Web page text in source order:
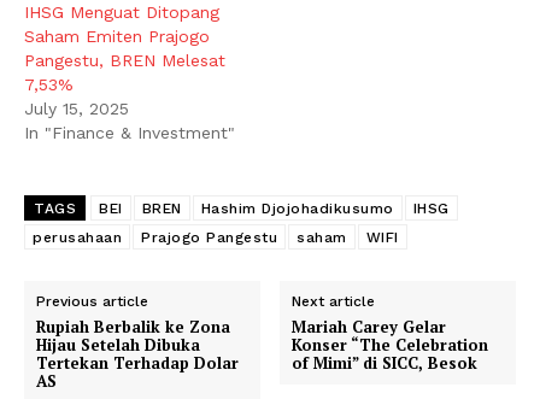
IHSG Menguat Ditopang
Saham Emiten Prajogo
Pangestu, BREN Melesat
7,53%
July 15, 2025
In "Finance & Investment"
TAGS BEI BREN Hashim Djojohadikusumo
IHSG
perusahaan
Prajogo Pangestu saham WIFI
Previous article
Rupiah Berbalik ke Zona
Hijau Setelah Dibuka
Tertekan Terhadap Dolar
AS
Next article
Mariah Carey Gelar
Konser “The Celebration
of Mimi” di SICC, Besok